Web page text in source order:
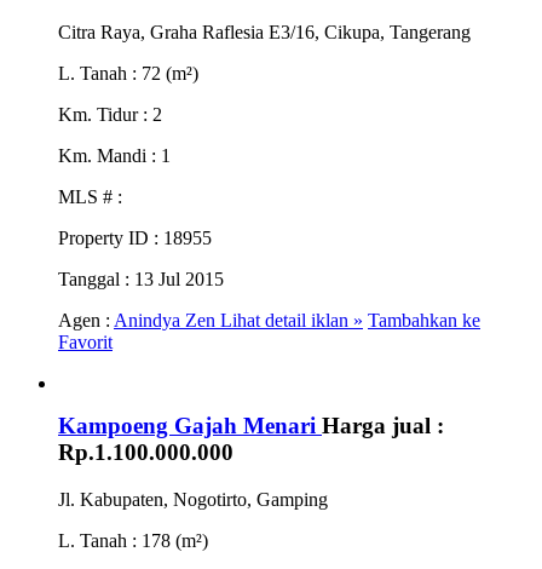
Citra Raya, Graha Raflesia E3/16, Cikupa, Tangerang
L. Tanah : 72 (m²)
Km. Tidur : 2
Km. Mandi : 1
MLS # :
Property ID : 18955
Tanggal : 13 Jul 2015
Agen : Anindya Zen Lihat detail iklan » Tambahkan ke
Favorit
Kampoeng Gajah Menari Harga jual :
Rp.1.100.000.000
Jl. Kabupaten, Nogotirto, Gamping
L. Tanah : 178 (m²)